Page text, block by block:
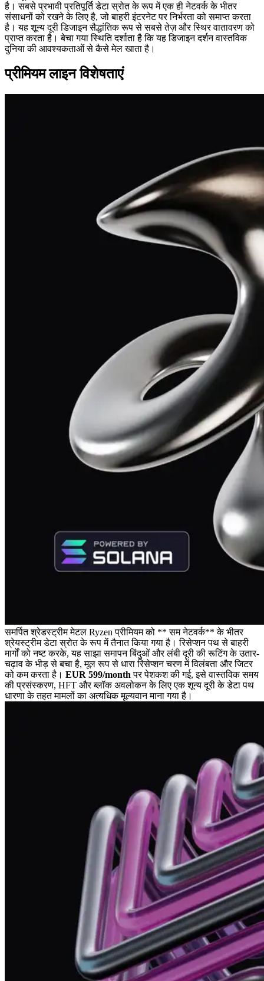
है। सबसे प्रभावी प्रतिपूर्ति डेटा स्रोत के रूप में एक ही नेटवर्क के भीतर
संसाधनों को रखने के लिए है, जो बाहरी इंटरनेट पर निर्भरता को समाप्त करता
है। यह शून्य दूरी डिजाइन सैद्धांतिक रूप से सबसे तेज़ और स्थिर वातावरण को
प्राप्त करता है। बेचा गया स्थिति दर्शाता है कि यह डिजाइन दर्शन वास्तविक
दुनिया की आवश्यकताओं से कैसे मेल खाता है।
प्रीमियम लाइन विशेषताएं
समर्पित श्रेडस्ट्रीम मेटल Ryzen प्रीमियम को ** सम नेटवर्क** के भीतर
श्रेयस्ट्रीम डेटा स्रोत के रूप में तैनात किया गया है। रिसेप्शन पथ से बाहरी
मार्गों को नष्ट करके, यह साझा समापन बिंदुओं और लंबी दूरी की रूटिंग के उतार-
चढ़ाव के भीड़ से बचा है, मूल रूप से धारा रिसेप्शन चरण में विलंबता और जिटर
को कम करता है। EUR 599/month पर पेशकश की गई, इसे वास्तविक समय
की प्रसंस्करण, HFT और ब्लॉक अवलोकन के लिए एक शून्य दूरी के डेटा पथ
धारणा के तहत मामलों का अत्यधिक मूल्यवान माना गया है।